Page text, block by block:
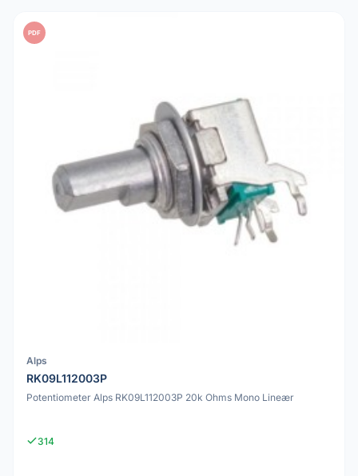
PDF
Alps
RK09L112003P
Potentiometer Alps RK09L112003P 20k Ohms Mono Lineær
314